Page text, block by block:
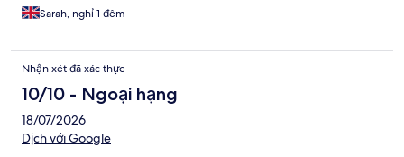
Sarah, nghỉ 1 đêm
Nhận xét đã xác thực
10/10 - Ngoại hạng
18/07/2026
Dịch với Google